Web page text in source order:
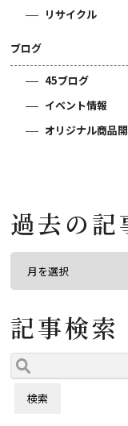
リサイクル
ブログ
45ブログ
イベント情報
オリジナル商品
過去の記
記事検索